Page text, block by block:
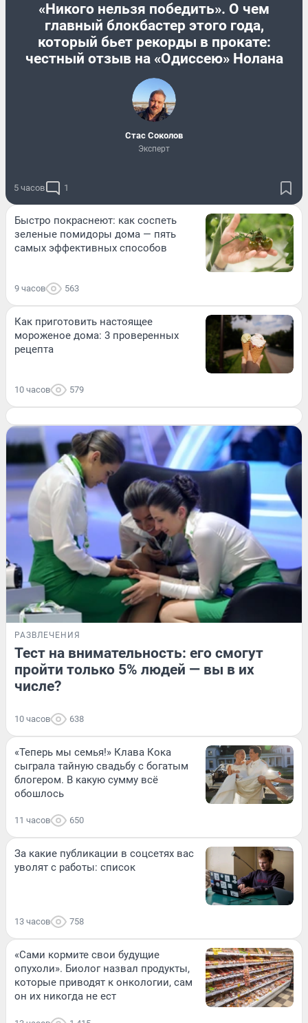
«Никого нельзя победить». О чем
главный блокбастер этого года,
который бьет рекорды в прокате:
честный отзыв на «Одиссею» Нолана
Стас Соколов
Эксперт
5 часов 1
Быстро покраснеют: как соспеть
зеленые помидоры дома — пять
самых эффективных способов
9 часов 563
Как приготовить настоящее
мороженое дома: 3 проверенных
рецепта
10 часов 579
РАЗВЛЕЧЕНИЯ
Тест на внимательность: его смогут
пройти только 5% людей — вы в их
числе?
10 часов 638
«Теперь мы семья!» Клава Кока
сыграла тайную свадьбу с богатым
блогером. В какую сумму всё
обошлось
11 часов 650
За какие публикации в соцсетях вас
уволят с работы: список
13 часов 758
«Сами кормите свои будущие
опухоли». Биолог назвал продукты,
которые приводят к онкологии, сам
он их никогда не ест